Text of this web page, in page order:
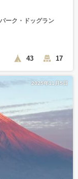
ーク・ドッグラン
43 17
2025年11月5日